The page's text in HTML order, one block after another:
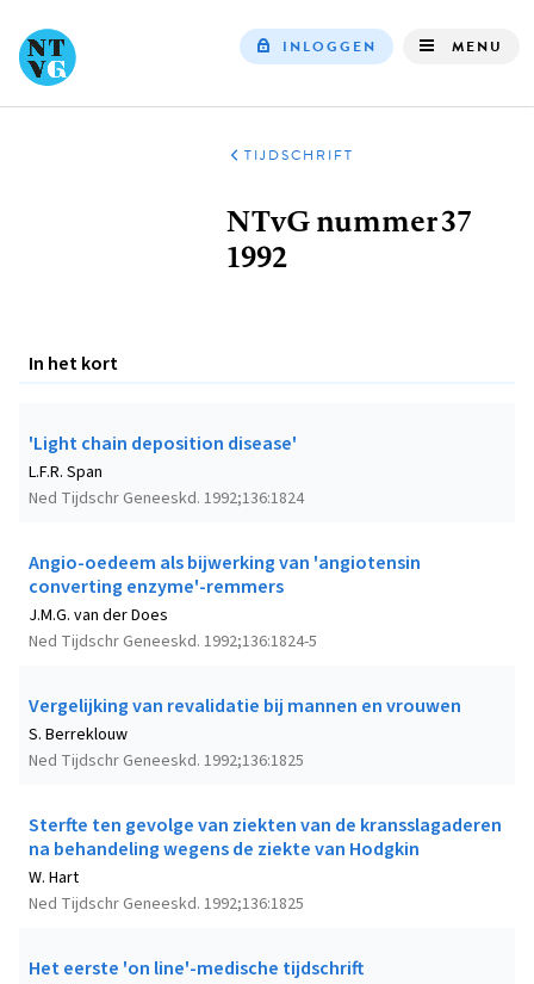
INLOGGEN MENU
TIJDSCHRIFT
NTvG nummer 37
1992
In het kort
'Light chain deposition disease'
Ned Tijdschr Geneeskd. 1992;136:1824
L.F.R. Span
Angio-oedeem als bijwerking van 'angiotensin
converting enzyme'-remmers
Ned Tijdschr Geneeskd. 1992;136:1824-5
J.M.G. van der Does
Vergelijking van revalidatie bij mannen en vrouwen
Ned Tijdschr Geneeskd. 1992;136:1825
S. Berreklouw
Sterfte ten gevolge van ziekten van de kransslagaderen
na behandeling wegens de ziekte van Hodgkin
Ned Tijdschr Geneeskd. 1992;136:1825
W. Hart
Het eerste 'on line'-medische tijdschrift